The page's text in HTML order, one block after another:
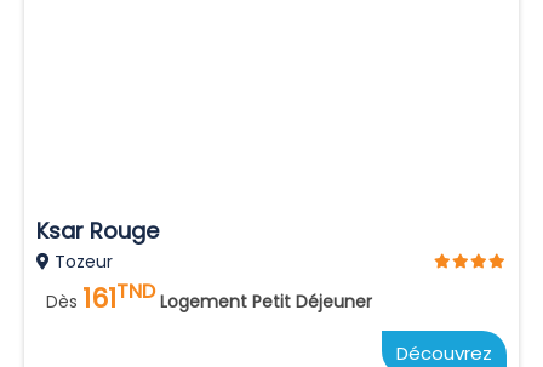
Ksar Rouge
Tozeur
Dès 161TND Logement Petit Déjeuner
Découvrez